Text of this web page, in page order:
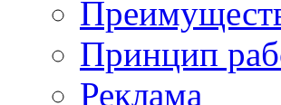
Принцип
Реклама